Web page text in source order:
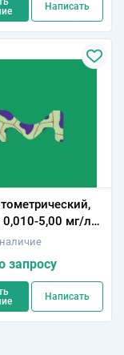
Написать
5,00 мг/л
запросу
Написать